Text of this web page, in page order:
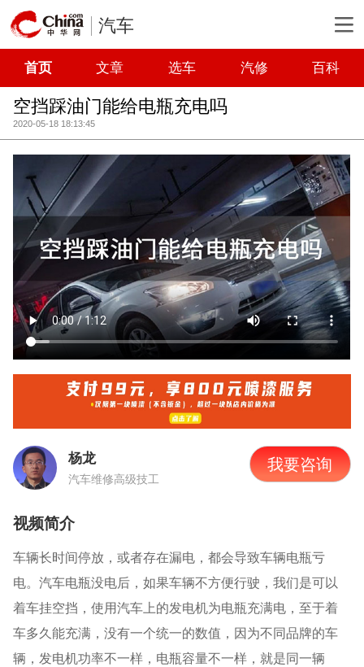
汽车
首页 文章 选车 汽修 百科
空挡踩油门能给电瓶充电吗
2020-05-18 18:13:45
杨龙
汽车维修高级技工
我要咨询
视频简介
车辆长时间停放，或者存在漏电，都会导致车辆电瓶亏
电。汽车电瓶没电后，如果车辆不方便行驶，我们是可以
着车挂空挡，使用汽车上的发电机为电瓶充满电，至于着
车多久能充满，没有一个统一的数值，因为不同品牌的车
辆，发电机功率不一样，电瓶容量不一样，就是同一辆